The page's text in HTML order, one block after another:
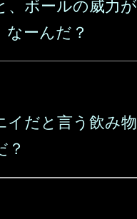
、ボールの威力
なーんだ？
イだと言う飲み物
？